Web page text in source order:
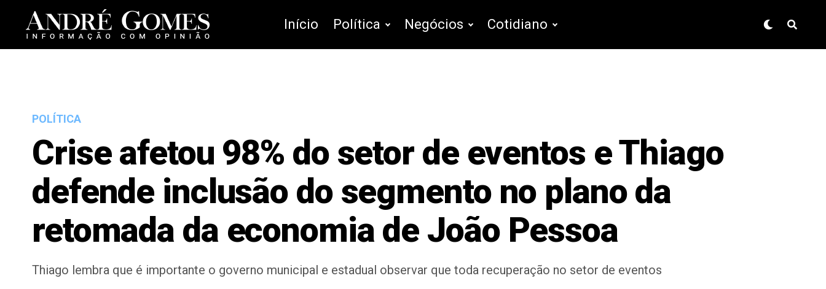
Início Política Negócios Cotidiano
POLÍTICA
Crise afetou 98% do setor de eventos e Thiago
defende inclusão do segmento no plano da
retomada da economia de João Pessoa
Thiago lembra que é importante o governo municipal e estadual observar que toda recuperação no setor de eventos